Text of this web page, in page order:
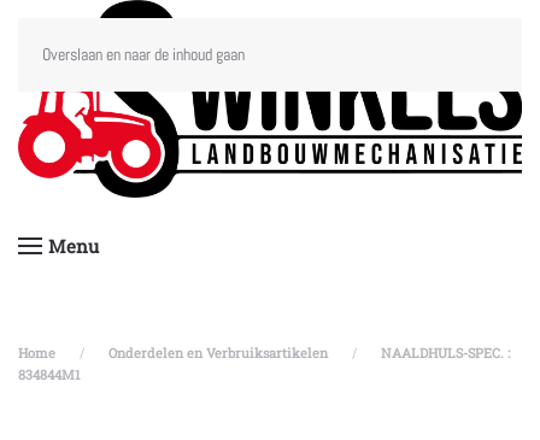
Overslaan en naar de inhoud gaan
Menu
Home Onderdelen en Verbruiksartikelen
NAALDHULS-SPEC. :
834844M1